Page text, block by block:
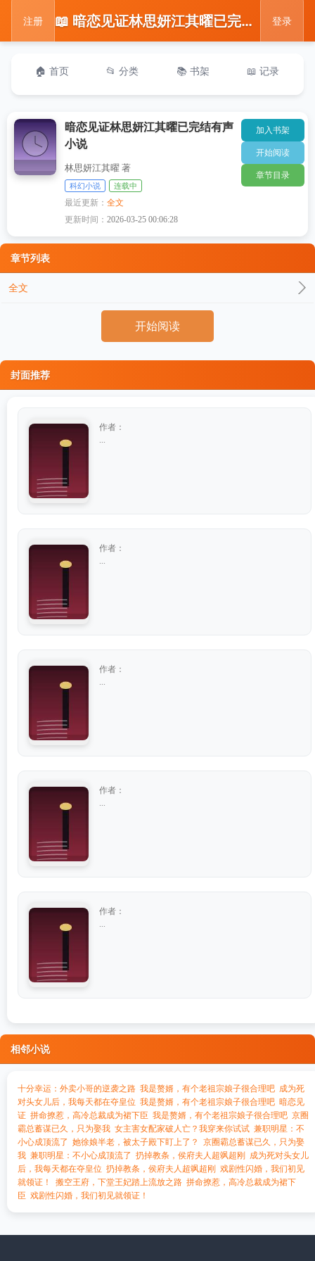
注册 📖 暗恋见证林思妍江其曜已完结有声小说 登录
🏠 首页 📂 分类 📚 书架 📖 记录
暗恋见证林思妍江其曜已完结有声
小说
林思妍江其曜 著
科幻小说 连载中
最近更新：全文
更新时间：2026-03-25 00:06:28
加入书架
开始阅读
章节目录
章节列表
全文
开始阅读
封面推荐
作者：
作者：
作者：
作者：
作者：
相邻小说
十分幸运：外卖小哥的逆袭之路 我是赘婿，有个老祖宗娘子很合理吧 成为死
对头女儿后，我每天都在夺皇位 我是赘婿，有个老祖宗娘子很合理吧 暗恋见
证 拼命撩惹，高冷总裁成为裙下臣 我是赘婿，有个老祖宗娘子很合理吧 京圈
霸总蓄谋已久，只为娶我 女主害女配家破人亡？我穿来你试试 兼职明星：不
小心成顶流了 她徐娘半老，被太子殿下盯上了？ 京圈霸总蓄谋已久，只为娶
我 兼职明星：不小心成顶流了 扔掉教条，侯府夫人超飒超刚 成为死对头女儿
后，我每天都在夺皇位 扔掉教条，侯府夫人超飒超刚 戏剧性闪婚，我们初见
就领证！
搬空王府，下堂王妃踏上流放之路 拼命撩惹，高冷总裁成为裙下
臣 戏剧性闪婚，我们初见就领证！